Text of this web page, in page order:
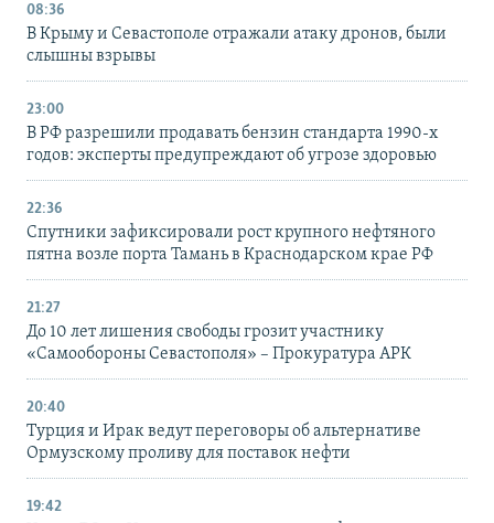
08:36
В Крыму и Севастополе отражали атаку дронов, были
слышны взрывы
23:00
В РФ разрешили продавать бензин стандарта 1990-х
годов: эксперты предупреждают об угрозе здоровью
22:36
Спутники зафиксировали рост крупного нефтяного
пятна возле порта Тамань в Краснодарском крае РФ
21:27
До 10 лет лишения свободы грозит участнику
«Самообороны Севастополя» – Прокуратура АРК
20:40
Турция и Ирак ведут переговоры об альтернативе
Ормузскому проливу для поставок нефти
19:42